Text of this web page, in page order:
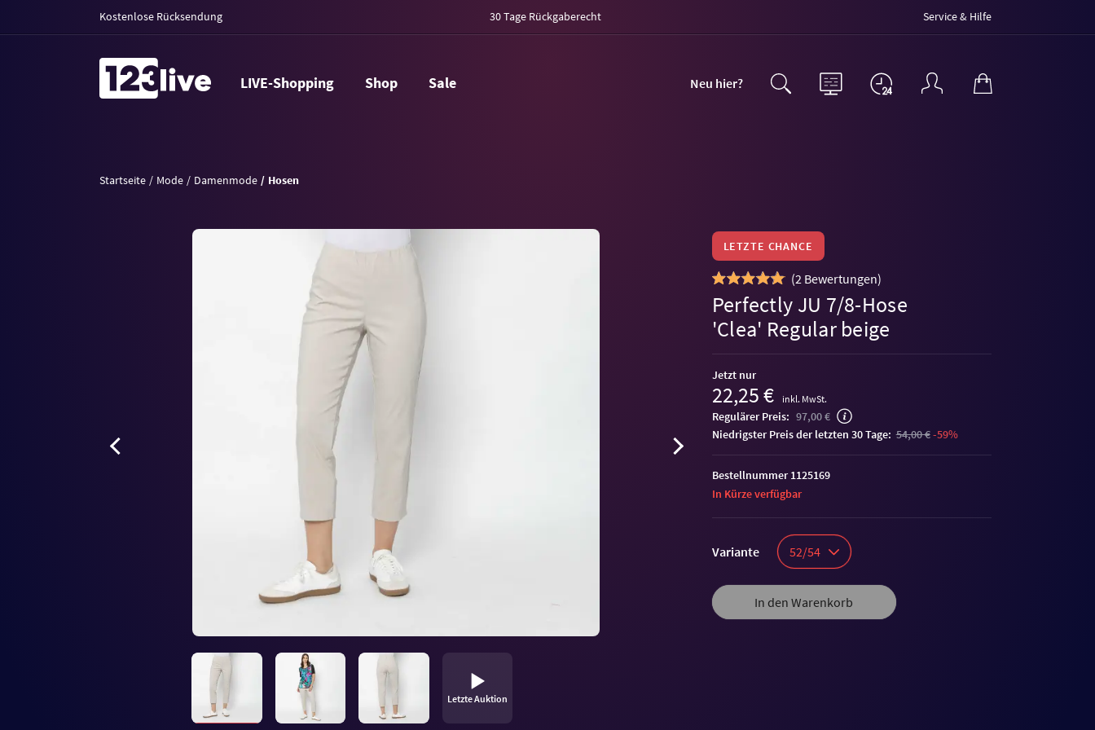
Kostenlose Rücksendung 30 Tage Rückgaberecht Service & Hilfe
LIVE-Shopping Shop Sale Neu hier?
Startseite Mode Damenmode Hosen
Letzte Auktion
LETZTE CHANCE
(2 Bewertungen)
Perfectly JU 7/8-Hose
'Clea' Regular beige
Jetzt nur
22,25 € inkl. MwSt.
Regulärer Preis: 97,00 €
niedrigster Preis der letzten 30 Tage: 54,00 €-59%
Variante 52/54
In den Warenkorb
Bestellnummer 1125169
In Kürze verfügbar